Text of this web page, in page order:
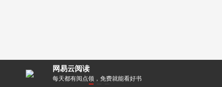
网易云阅读
每天都有阅点领，免费就能看好书